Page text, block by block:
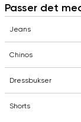
Passer det
Jeans
Chinos
Dressbukser
Shorts